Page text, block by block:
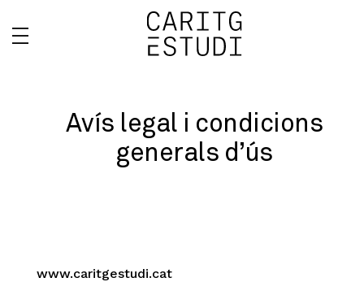
Avís legal i condicions
generals d’ús
www.caritgestudi.cat